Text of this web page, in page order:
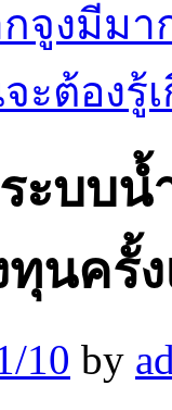
จูงมีมา
ะต้องรู้
ะบบ
ทุนครั้
10 by